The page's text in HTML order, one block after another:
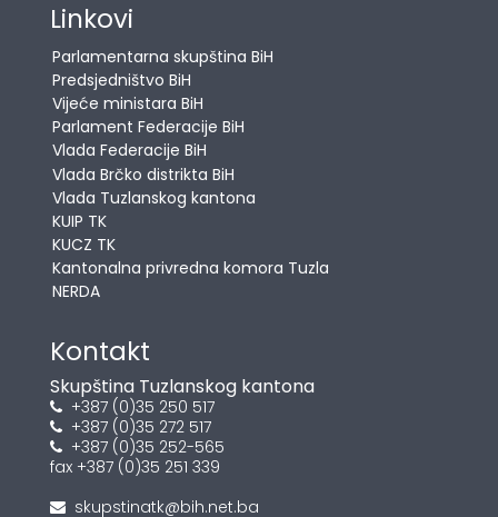
Linkovi
Parlamentarna skupština BiH
Predsjedništvo BiH
Vijeće ministara BiH
Parlament Federacije BiH
Vlada Federacije BiH
Vlada Brčko distrikta BiH
Vlada Tuzlanskog kantona
KUIP TK
KUCZ TK
Kantonalna privredna komora Tuzla
NERDA
Kontakt
Skupština Tuzlanskog kantona
+387 (0)35 250 517
+387 (0)35 272 517
+387 (0)35 252-565
fax +387 (0)35 251 339
skupstinatk@bih.net.ba